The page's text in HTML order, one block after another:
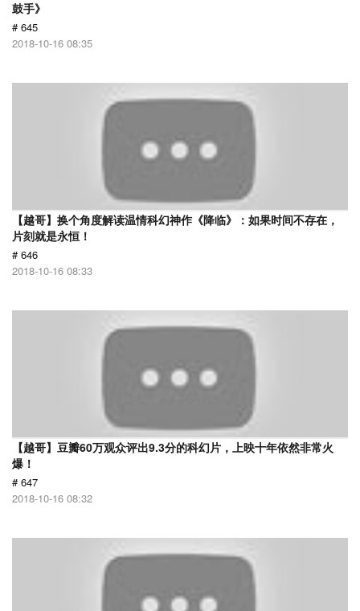
鼓手》
# 645
2018-10-16 08:35
【越哥】换个角度解读温情科幻神作《降临》：如果时间不存在，
片刻就是永恒！
# 646
2018-10-16 08:33
【越哥】豆瓣60万观众评出9.3分的科幻片，上映十年依然非常火
爆！
# 647
2018-10-16 08:32